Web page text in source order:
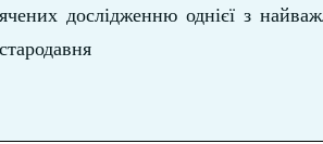
дослідженню однієї з